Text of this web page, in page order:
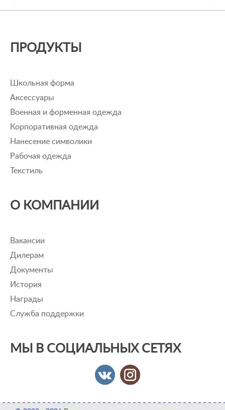
ПРОДУКТЫ
Школьная форма
Аксессуары
Военная и форменная одежда
Корпоративная одежда
Нанесение символики
Рабочая одежда
Текстиль
О КОМПАНИИ
Вакансии
Дилерам
Документы
История
Награды
Служба поддержки
МЫ В СОЦИАЛЬНЫХ СЕТЯХ